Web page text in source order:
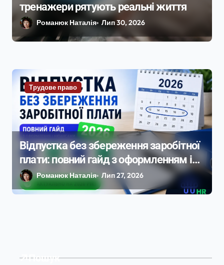
тренажери рятують реальні життя
Романюк Наталія Лип 30, 2026
Трудове право
Відпустка без збереження заробітної
плати: повний гайд з оформленням і
нюансами 2026
Романюк Наталія Лип 27, 2026
Пошук